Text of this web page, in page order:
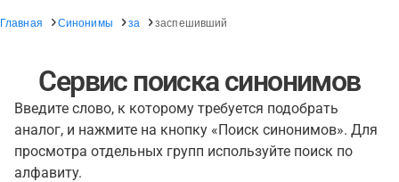
Главная Синонимы за заспешивший
Сервис поиска синонимов
Введите слово, к которому требуется подобрать
аналог, и нажмите на кнопку «Поиск синонимов». Для
просмотра отдельных групп используйте поиск по
алфавиту.